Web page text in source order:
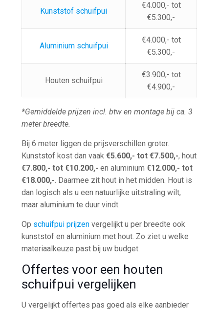
Kunststof schuifpui
€4.000,- tot
€5.300,-
Aluminium schuifpui
€4.000,- tot
€5.300,-
Houten schuifpui
€3.900,- tot
€4.900,-
*Gemiddelde prijzen incl. btw en montage bij ca. 3
meter breedte.
Bij 6 meter liggen de prijsverschillen groter.
Kunststof kost dan vaak€5.600,- tot €7.500,-, hout
€7.800,- tot €10.200,- en aluminium€12.000,- tot
€18.000,- . Daarmee zit hout in het midden. Hout is
dan logisch als u een natuurlijke uitstraling wilt,
maar aluminium te duur vindt.
Op schuifpui prijzen vergelijkt u per breedte ook
kunststof en aluminium met hout. Zo ziet u welke
materiaalkeuze past bij uw budget.
Offertes voor een houten
schuifpui vergelijken
U vergelijkt offertes pas goed als elke aanbieder